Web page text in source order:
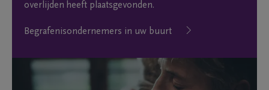
overlijden heeft plaatsgevonden.
Begrafenisondernemers in uw buurt